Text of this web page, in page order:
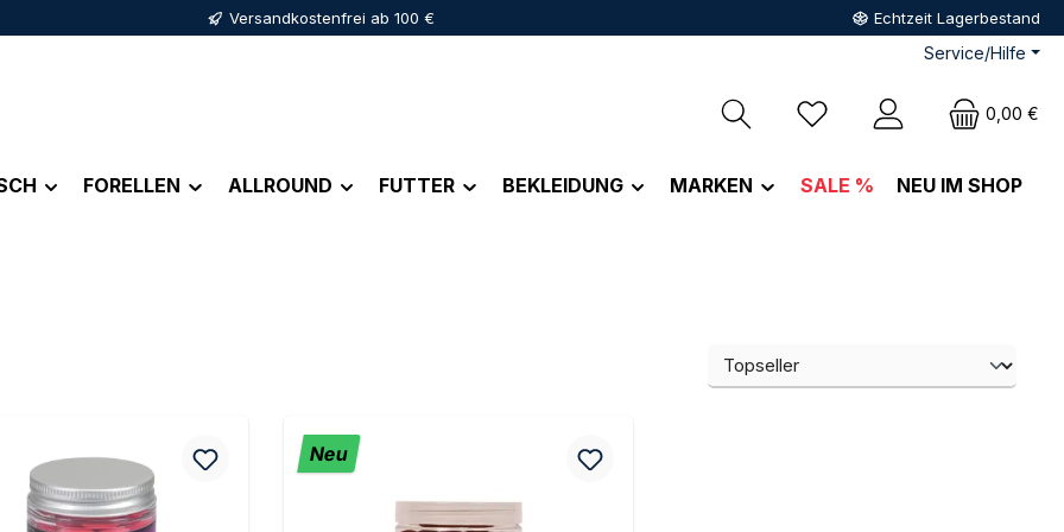
Versandkostenfrei ab 100 € Echtzeit Lagerbestand
Service/Hilfe
Du hast 0 Produkte auf dem
0,00 €
FORELLEN ALLROUND FUTTER BEKLEIDUNG MARKEN SALE % NEU IM SHOP
Neu